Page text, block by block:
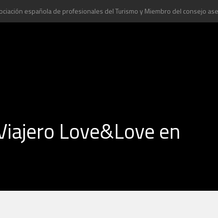
española de profesionales del Turismo y Miembro del consejo
Love&Love en